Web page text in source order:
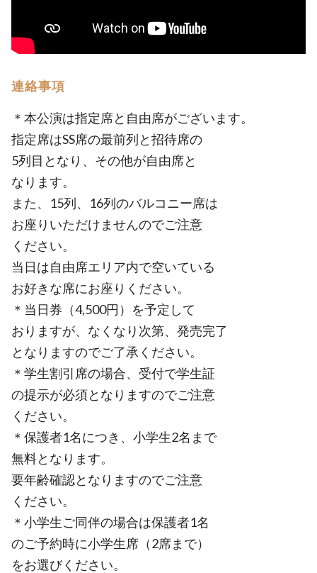
連絡事項
＊本公演は指定席と自由席がございます。
指定席はSS席の最前列と招待席の
5列目となり、その他が自由席と
なります。
また、15列、16列のバルコニー席は
お座りいただけませんのでご注意
ください。
当日は自由席エリア内で空いている
お好きな席にお座りください。
＊当日券（4,500円）を予定して
おりますが、なくなり次第、発売完了
となりますのでご了承ください。
＊学生割引席の場合、受付で学生証
の提示が必須となりますのでご注意
ください。
＊保護者1名につき、小学生2名まで
無料となります。
要年齢確認となりますのでご注意
ください。
＊小学生ご同伴の場合は保護者1名
のご予約時に小学生席（2席まで）
をお選びください。